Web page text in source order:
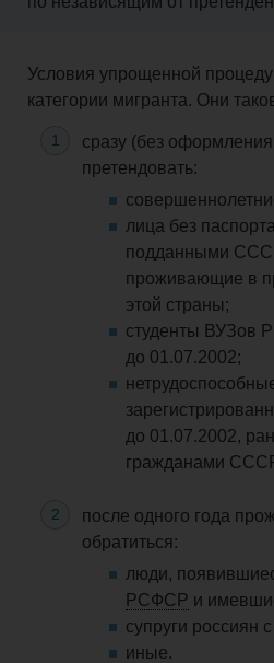
Условия упрощенной
категории мигранта. Они
сразу (без оформления
претендовать:
лица без
подданными
проживающие в
этой страны;
студенты ВУЗов
до 01.07.2002;
до 01.07.2002,
гражданами
после одного года
обратиться:
люди,
РСФСР и
супруги россиян с
иные.